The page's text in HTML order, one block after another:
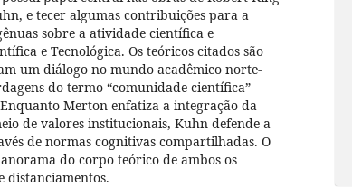
e tecer algumas contribuições para a
sobre a atividade científica e
e Tecnológica. Os teóricos citados são
um diálogo no mundo acadêmico norte-
do termo “comunidade científica”
Merton enfatiza a integração da
de valores institucionais, Kuhn defende a
de normas cognitivas compartilhadas. O
do corpo teórico de ambos os
distanciamentos.